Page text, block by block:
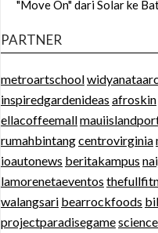
"Move On" dari Solar ke
PARTNER
metroartschool
inspiredgardenideas afroskin
ellacoffeemall
rumahbintangcentrovirginia
ioautonews beritakampus
lamorenetaeventos
walangsari bearrockfoods
projectparadisegame